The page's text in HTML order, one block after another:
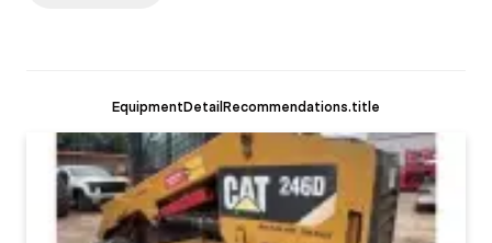
EquipmentDetailRecommendations.title